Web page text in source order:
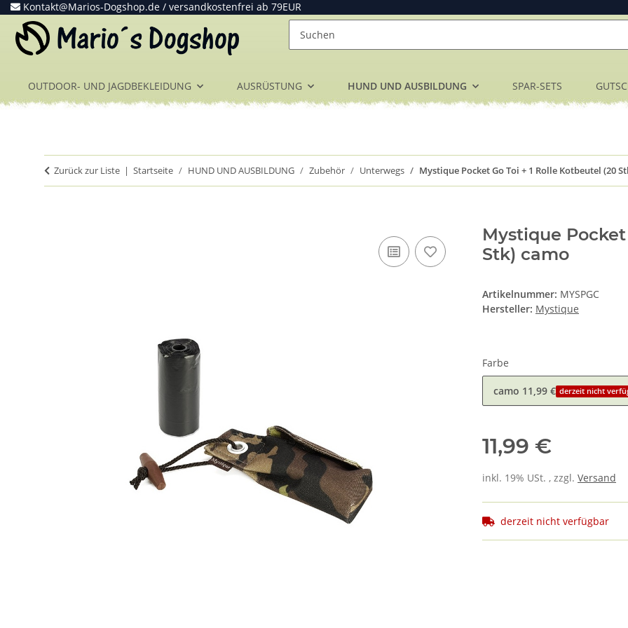
Kontakt@Marios-Dogshop.de / versandkostenfrei ab 79EUR
OUTDOOR- UND JAGDBEKLEIDUNG AUSRÜSTUNG HUND UND AUSBILDUNG SPAR-SETS
Zurück zur Liste Startseite HUND UND AUSBILDUNG Zubehör Unterwegs Mystique Pocket Go Toi + 1 Rolle Kotbeutel (20
Mystique Pocket
Stk) camo
Artikelnummer: MYSPGC
Hersteller: Mystique
Farbe
camo 11,99 € derzeit nicht
11,99 €
inkl. 19% USt. , zzgl. Versand
derzeit nicht verfügbar